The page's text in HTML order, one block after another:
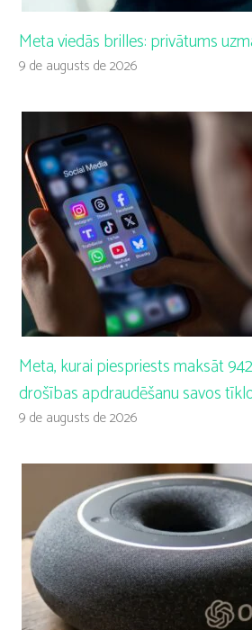
Meta viedās brilles: privātums
9 de augusts de 2026
Meta, kurai piespriests maksāt
drošības apdraudēšanu savos
9 de augusts de 2026